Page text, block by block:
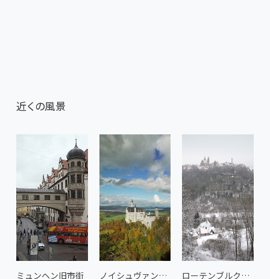
近くの風景
ミュンヘン旧市街
ノイシュヴァンシュタイン城 1
ローテンブルク・オプ・デア・タウバー 3